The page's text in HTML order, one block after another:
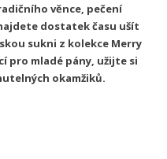
věnce, pečení
dostatek času ušít
sukni z kolekce Merry
pro mladé pány, užijte si
okamžiků.